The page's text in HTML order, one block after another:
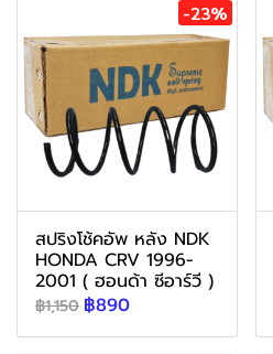
-23%
สปริงโช้คอัพ หลัง NDK
HONDA CRV 1996-
2001 ( ฮอนด้า ซีอาร์วี )
฿1,150 ฿890